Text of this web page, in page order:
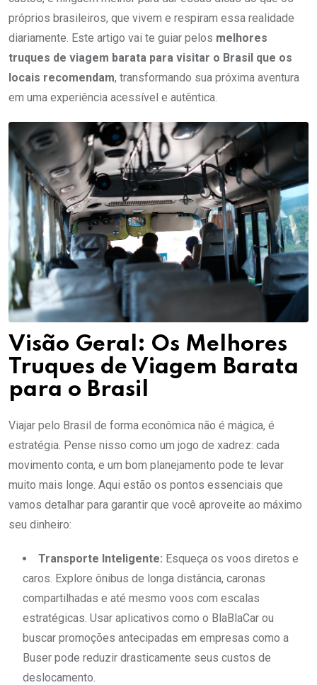
próprios brasileiros, que vivem e respiram essa realidade
diariamente. Este artigo vai te guiar pelos melhores
truques de viagem barata para visitar o Brasil que os
locais recomendam, transformando sua próxima aventura
em uma experiência acessível e autêntica.
Visão Geral: Os Melhores
Truques de Viagem Barata
para o Brasil
Viajar pelo Brasil de forma econômica não é mágica, é
estratégia. Pense nisso como um jogo de xadrez: cada
movimento conta, e um bom planejamento pode te levar
muito mais longe. Aqui estão os pontos essenciais que
vamos detalhar para garantir que você aproveite ao máximo
seu dinheiro:
Transporte Inteligente: Esqueça os voos diretos e
caros. Explore ônibus de longa distância, caronas
compartilhadas e até mesmo voos com escalas
estratégicas. Usar aplicativos como o BlaBlaCar ou
buscar promoções antecipadas em empresas como a
Buser pode reduzir drasticamente seus custos de
deslocamento.